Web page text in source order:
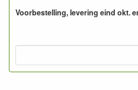
Op zeer goede gronden ook
Voorbestelling, levering eind okt.